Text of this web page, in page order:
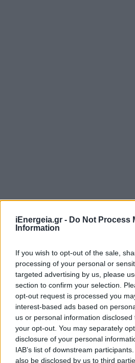
iEnergeia.gr - Do Not Process
Information
If you wish to opt-out of the sale,
processing of your personal or
targeted advertising by us, please
section to confirm your selection.
opt-out request is processed you
interest-based ads based on
us or personal information
your opt-out. You may separately
disclosure of your personal
IAB’s list of downstream
also be disclosed by us to third
Πρόσθεσε το
στα αγαπημένα σου στη
Google
ΥΠΟΙΚ ΚΥΡΙΑΚΟΣ